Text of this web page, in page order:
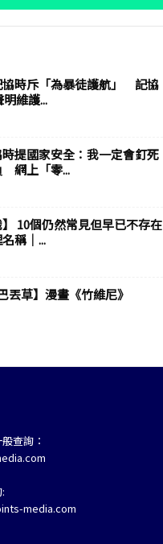
協時斥「為暴徒護航」 記協
維護...
提國家安全：我一定會釘死
網上「零...
】 10個仍然常見但早已不存在
稱｜...
丟草】漫畫《竹維尼》
查詢：
media.com